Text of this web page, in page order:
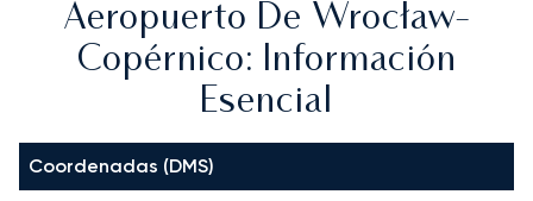
Aeropuerto De Wrocław-
Copérnico: Información
Esencial
Coordenadas (DMS)